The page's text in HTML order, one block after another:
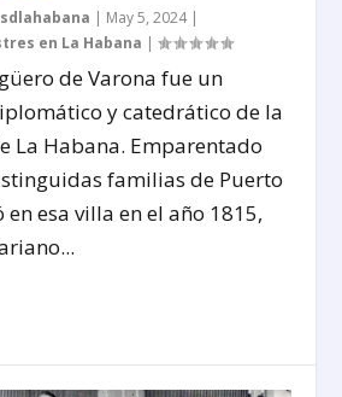
| May 5, 2024|
en La Habana |
de Varona fue un
y catedrático de la
La Habana. Emparentado
familias de Puerto
en esa villa en el año 1815,